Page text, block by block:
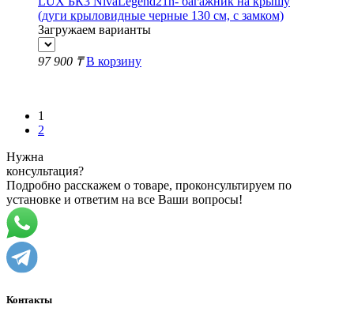
(дуги крыловидные черные 130 см, с замком)
Загружаем варианты
97 900 ₸ В корзину
1
2
Нужна
консультация?
Подробно расскажем о товаре, проконсультируем по
установке и ответим на все Ваши вопросы!
Контакты